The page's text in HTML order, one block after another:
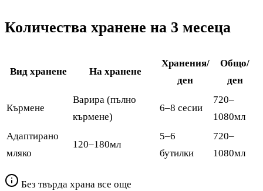
Количества хранене на 3 месеца
Вид хранене На хранене
Хранения/
ден
Общо/
ден
Кърмене
Варира (пълно
кърмене)
6–8 сесии
720–
1080мл
Адаптирано
мляко
120–180мл
5–6
бутилки
720–
1080мл
Без твърда храна все още